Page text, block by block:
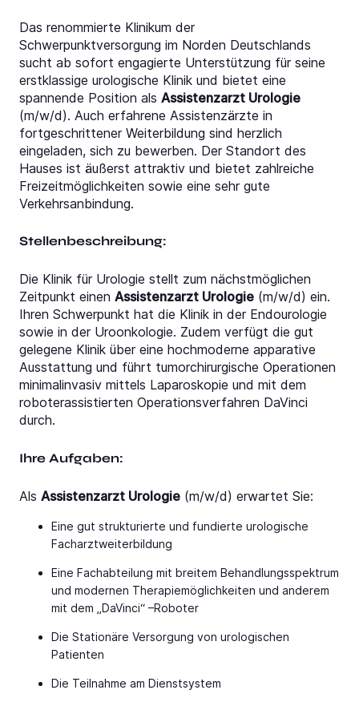
Das renommierte Klinikum der
Schwerpunktversorgung im Norden Deutschlands
sucht ab sofort engagierte Unterstützung für seine
erstklassige urologische Klinik und bietet eine
spannende Position als Assistenzarzt Urologie
(m/w/d). Auch erfahrene Assistenzärzte in
fortgeschrittener Weiterbildung sind herzlich
eingeladen, sich zu bewerben. Der Standort des
Hauses ist äußerst attraktiv und bietet zahlreiche
Freizeitmöglichkeiten sowie eine sehr gute
Verkehrsanbindung.
Stellenbeschreibung:
Die Klinik für Urologie stellt zum nächstmöglichen
Zeitpunkt einen Assistenzarzt Urologie (m/w/d) ein.
Ihren Schwerpunkt hat die Klinik in der Endourologie
sowie in der Uroonkologie. Zudem verfügt die gut
gelegene Klinik über eine hochmoderne apparative
Ausstattung und führt tumorchirurgische Operationen
minimalinvasiv mittels Laparoskopie und mit dem
roboterassistierten Operationsverfahren DaVinci
durch.
Ihre Aufgaben:
Als Assistenzarzt Urologie (m/w/d) erwartet Sie:
Eine gut strukturierte und fundierte urologische
Facharztweiterbildung
Eine Fachabteilung mit breitem Behandlungsspektrum
und modernen Therapiemöglichkeiten und anderem
mit dem „DaVinci“ –Roboter
Die Stationäre Versorgung von urologischen
Patienten
Die Teilnahme am Dienstsystem